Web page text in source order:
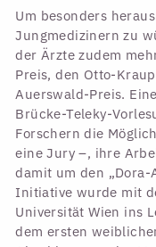
Um besonders
Jungmedizinern zu
der Ärzte zudem
Preis, den Otto-
Auerswald-Preis.
Brücke-Teleky-
Forschern die
eine Jury –, ihre
damit um den „Dora-
Initiative wurde mit
Universität Wien ins
dem ersten